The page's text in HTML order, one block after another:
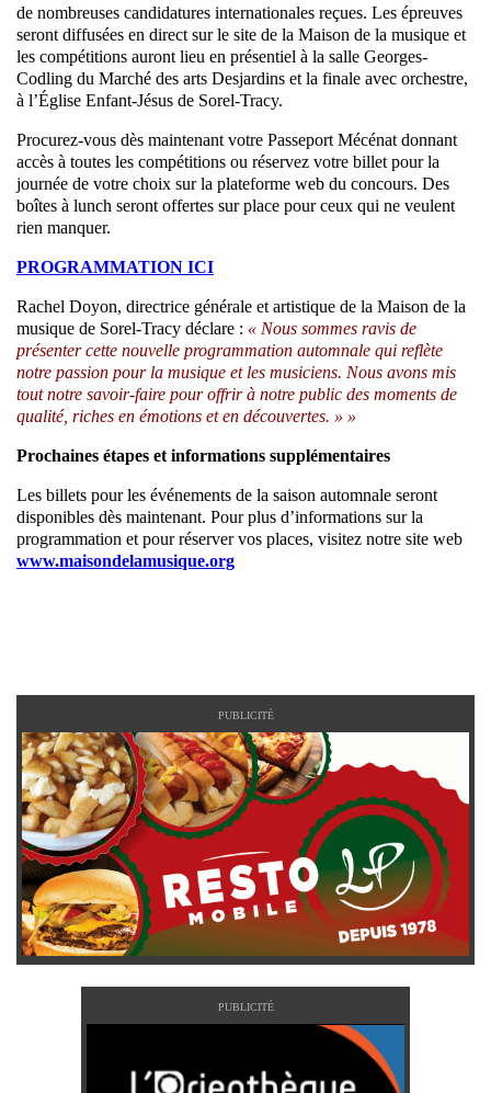
de nombreuses candidatures internationales reçues. Les épreuves
seront diffusées en direct sur le site de la Maison de la musique et
les compétitions auront lieu en présentiel à la salle Georges-
Codling du Marché des arts Desjardins et la finale avec orchestre,
à l’Église Enfant-Jésus de Sorel-Tracy.
Procurez-vous dès maintenant votre Passeport Mécénat donnant
accès à toutes les compétitions ou réservez votre billet pour la
journée de votre choix sur la plateforme web du concours. Des
boîtes à lunch seront offertes sur place pour ceux qui ne veulent
rien manquer.
PROGRAMMATION ICI
Rachel Doyon, directrice générale et artistique de la Maison de la
musique de Sorel-Tracy déclare : « Nous sommes ravis de
présenter cette nouvelle programmation automnale qui reflète
notre passion pour la musique et les musiciens. Nous avons mis
tout notre savoir-faire pour offrir à notre public des moments de
qualité, riches en émotions et en découvertes. » »
Prochaines étapes et informations supplémentaires
Les billets pour les événements de la saison automnale seront
disponibles dès maintenant. Pour plus d’informations sur la
programmation et pour réserver vos places, visitez notre site web
www.maisondelamusique.org
PUBLICITÉ
PUBLICITÉ